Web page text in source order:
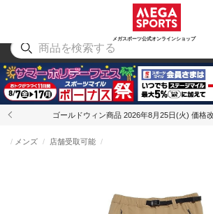
メガスポーツ公式オンラインショップ
アウトドア
ゴールドウィン商品 2026年8月25日(火) 価格
メンズ 店舗受取可能